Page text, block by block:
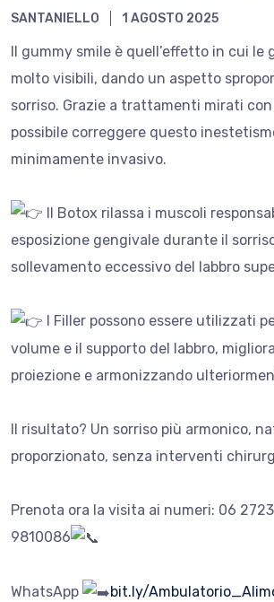
SANTANIELLO
1 AGOSTO 2025
Il gummy smile è quell’effetto in cui le
molto visibili, dando un aspetto
sorriso. Grazie a trattamenti mirati
possibile correggere questo
minimamente invasivo.
Il Botox rilassa i muscoli
esposizione gengivale durante il
sollevamento eccessivo del labbro
I Filler possono essere utilizzati
volume e il supporto del labbro,
proiezione e armonizzando
Il risultato? Un sorriso più armonico,
proporzionato, senza interventi
Prenota ora la visita ai numeri: 06
9810086
WhatsApp bit.ly/